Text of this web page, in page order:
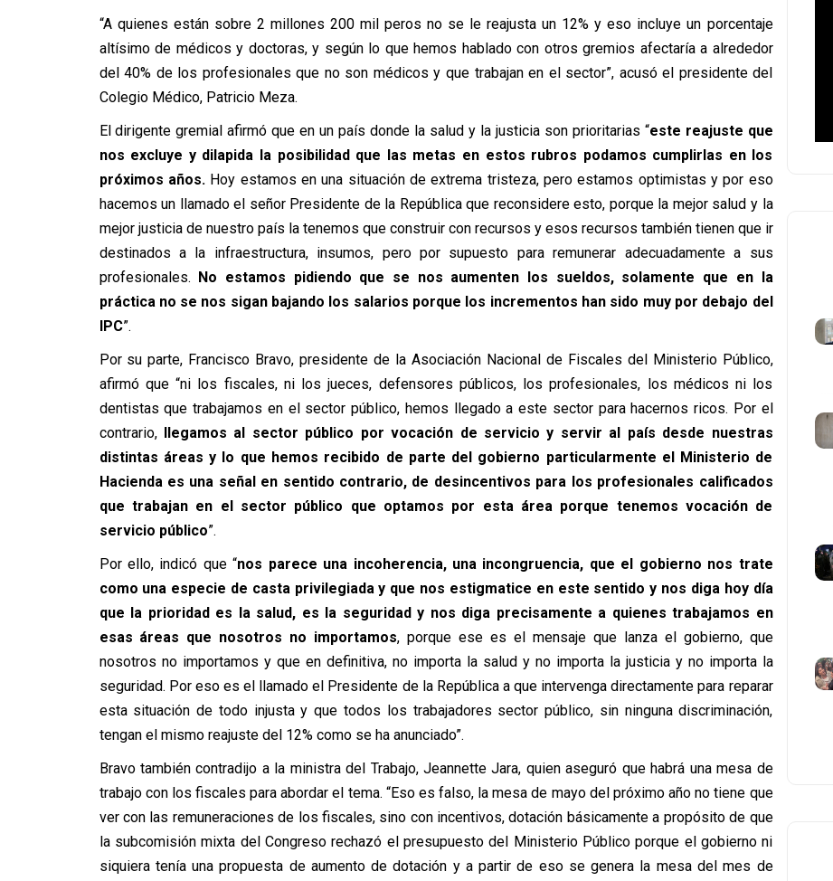
“A quienes están sobre 2 millones 200 mil peros no se le reajusta un 12% y eso incluye un porcentaje
altísimo de médicos y doctoras, y según lo que hemos hablado con otros gremios afectaría a alrededor
del 40% de los profesionales que no son médicos y que trabajan en el sector”, acusó el presidente del
Colegio Médico, Patricio Meza.
El dirigente gremial afirmó que en un país donde la salud y la justicia son prioritarias “este reajuste que
nos excluye y dilapida la posibilidad que las metas en estos rubros podamos cumplirlas en los
próximos años.Hoy estamos en una situación de extrema tristeza, pero estamos optimistas y por eso
hacemos un llamado el señor Presidente de la República que reconsidere esto, porque la mejor salud y la
mejor justicia de nuestro país la tenemos que construir con recursos y esos recursos también tienen que ir
destinados a la infraestructura, insumos, pero por supuesto para remunerar adecuadamente a sus
profesionales. No estamos pidiendo que se nos aumenten los sueldos, solamente que en la
práctica no se nos sigan bajando los salarios porque los incrementos han sido muy por debajo del
IPC”.
Por su parte, Francisco Bravo, presidente de la Asociación Nacional de Fiscales del Ministerio Público,
afirmó que “ni los fiscales, ni los jueces, defensores públicos, los profesionales, los médicos ni los
dentistas que trabajamos en el sector público, hemos llegado a este sector para hacernos ricos. Por el
contrario, llegamos al sector público por vocación de servicio y servir al país desde nuestras
distintas áreas y lo que hemos recibido de parte del gobierno particularmente el Ministerio de
Hacienda es una señal en sentido contrario, de desincentivos para los profesionales calificados
que trabajan en el sector público que optamos por esta área porque tenemos vocación de
servicio público”.
Por ello, indicó que “nos parece una incoherencia, una incongruencia, que el gobierno nos trate
como una especie de casta privilegiada y que nos estigmatice en este sentido y nos diga hoy día
que la prioridad es la salud, es la seguridad y nos diga precisamente a quienes trabajamos en
esas áreas que nosotros no importamos, porque ese es el mensaje que lanza el gobierno, que
nosotros no importamos y que en definitiva, no importa la salud y no importa la justicia y no importa la
seguridad. Por eso es el llamado el Presidente de la República a que intervenga directamente para reparar
esta situación de todo injusta y que todos los trabajadores sector público, sin ninguna discriminación,
tengan el mismo reajuste del 12% como se ha anunciado”.
Bravo también contradijo a la ministra del Trabajo, Jeannette Jara, quien aseguró que habrá una mesa de
trabajo con los fiscales para abordar el tema. “Eso es falso, la mesa de mayo del próximo año no tiene que
ver con las remuneraciones de los fiscales, sino con incentivos, dotación básicamente a propósito de que
la subcomisión mixta del Congreso rechazó el presupuesto del Ministerio Público porque el gobierno ni
siquiera tenía una propuesta de aumento de dotación y a partir de eso se genera la mesa del mes de